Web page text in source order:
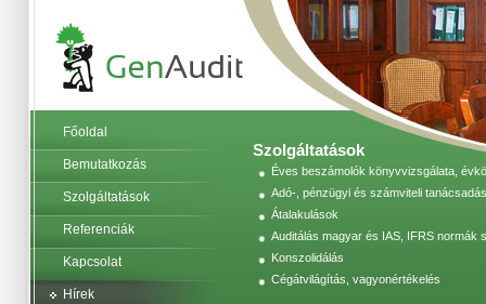
Főoldal
Bemutatkozás
Szolgáltatások
Referenciák
Kapcsolat
Hírek
Szolgáltatások
Éves beszámolók könyvvizsgálata,
Adó-, pénzügyi és számviteli
Átalakulások
Auditálás magyar és IAS, IFRS normák
Konszolidálás
Cégátvilágítás, vagyonértékelés